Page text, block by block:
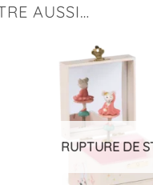
AUSSI…
RUPTURE DE